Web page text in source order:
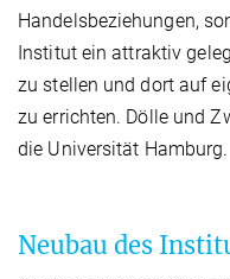
Handelsbeziehungen,
Institut ein attraktiv
zu stellen und dort auf
zu errichten. Dölle und
die Universität Hamburg.
Neubau des